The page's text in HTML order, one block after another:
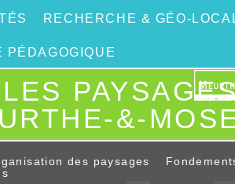
RECHERCHE & GÉO-
PÉDAGOGIQUE
&-
des paysages